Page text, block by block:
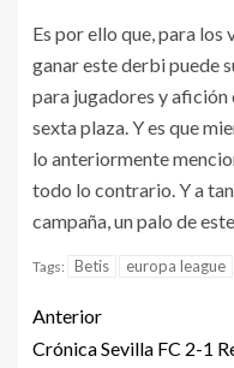
Es por ello que, para
ganar este derbi puede
para jugadores y afición
sexta plaza. Y es que
lo anteriormente
todo lo contrario. Y a
campaña, un palo de
Tags: Betis europa league
Anterior
Crónica Sevilla FC 2-1